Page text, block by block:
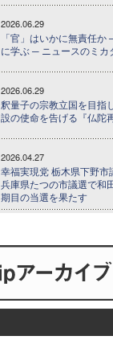
2026.06.29
「官」はいかに無責任
に学ぶ ─ ニュースのミカ
2026.06.29
釈量子の宗教立国を目指
設の使命を告げる『仏陀
2026.04.27
幸福実現党 栃木県下野市
兵庫県たつの市議選で和
期目の当選を果たす